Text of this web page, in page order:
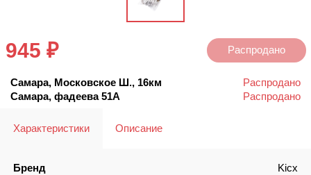
945 ₽ Распродано
Самара, Московское Ш., 16км
Распродано
Самара, фадеева 51А
Распродано
Характеристики Описание
Бренд
Kicx